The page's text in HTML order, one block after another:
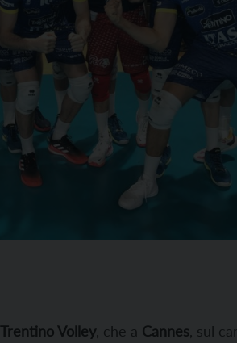
Trentino Volley, che a Cannes, sul